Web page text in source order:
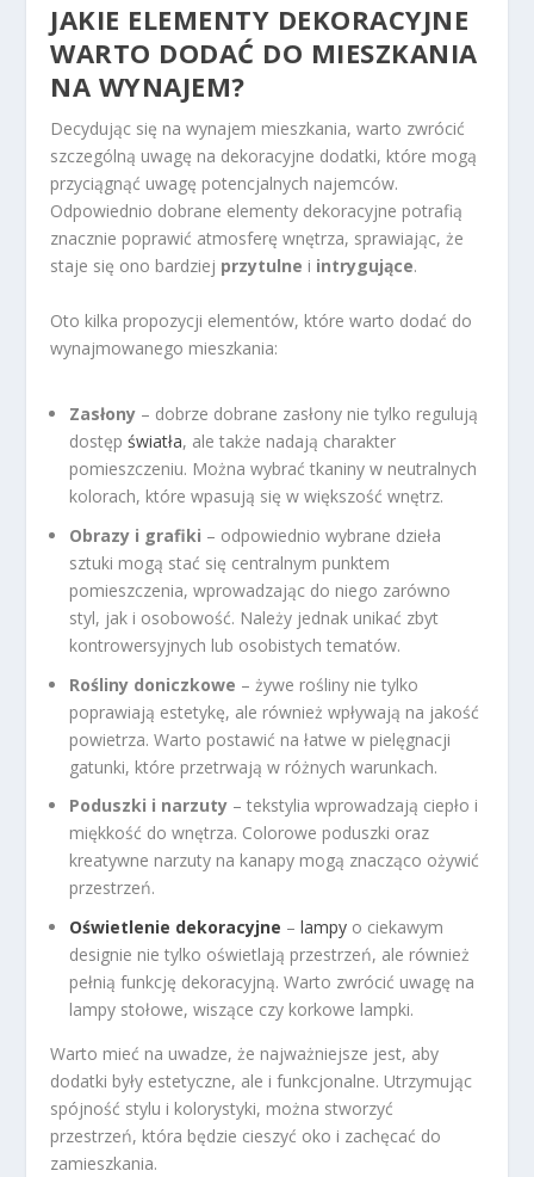
JAKIE ELEMENTY DEKORACYJNE
WARTO DODAĆ DO MIESZKANIA
NA WYNAJEM?
Decydując się na wynajem mieszkania, warto zwrócić
szczególną uwagę na dekoracyjne dodatki, które mogą
przyciągnąć uwagę potencjalnych najemców.
Odpowiednio dobrane elementy dekoracyjne potrafią
znacznie poprawić atmosferę wnętrza, sprawiając, że
staje się ono bardziej przytulne i intrygujące.
Oto kilka propozycji elementów, które warto dodać do
wynajmowanego mieszkania:
Zasłony – dobrze dobrane zasłony nie tylko regulują
dostępświatła, ale także nadają charakter
pomieszczeniu. Można wybrać tkaniny w neutralnych
kolorach, które wpasują się w większość wnętrz.
Obrazy i grafiki – odpowiednio wybrane dzieła
sztuki mogą stać się centralnym punktem
pomieszczenia, wprowadzając do niego zarówno
styl, jak i osobowość. Należy jednak unikać zbyt
kontrowersyjnych lub osobistych tematów.
Rośliny doniczkowe – żywe rośliny nie tylko
poprawiają estetykę, ale również wpływają na jakość
powietrza. Warto postawić na łatwe w pielęgnacji
gatunki, które przetrwają w różnych warunkach.
Poduszki i narzuty – tekstylia wprowadzają ciepło i
miękkość do wnętrza. Colorowe poduszki oraz
kreatywne narzuty na kanapy mogą znacząco ożywić
przestrzeń.
Oświetlenie dekoracyjne –lampy o ciekawym
designie nie tylko oświetlają przestrzeń, ale również
pełnią funkcję dekoracyjną. Warto zwrócić uwagę na
lampy stołowe, wiszące czy korkowe lampki.
Warto mieć na uwadze, że najważniejsze jest, aby
dodatki były estetyczne, ale i funkcjonalne. Utrzymując
spójność stylu i kolorystyki, można stworzyć
przestrzeń, która będzie cieszyć oko i zachęcać do
zamieszkania.